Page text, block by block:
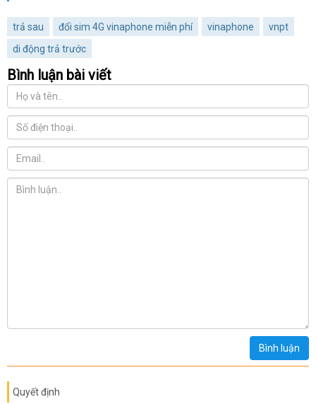
trả sau đổi sim 4G vinaphone miễn phí vinaphone
vnpt
di động trả trước
Bình luận bài viết
Bình luận
Quyết định